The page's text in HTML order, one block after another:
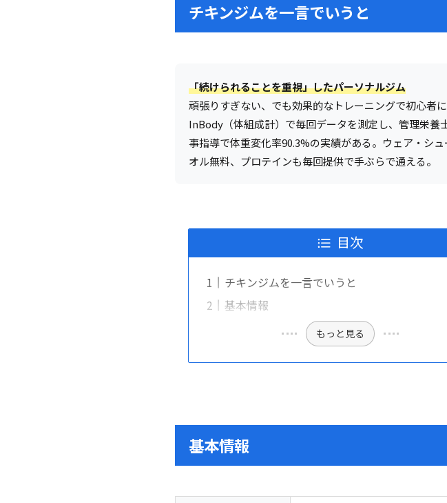
チキンジムを一言でいうと
「続けられることを重視」したパーソナルジム
頑張りすぎない、でも効果的なトレーニングで初心者に
InBody（体組成計）で毎回データを測定し、管理栄養
事指導で体重変化率90.3%の実績がある。ウェア・シュ
オル無料、プロテインも毎回提供で手ぶらで通える。
目次
チキンジムを一言でいうと
基本情報
もっと見る
基本情報